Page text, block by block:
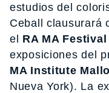
estudios del
Ceball clausurará
el RA MA Festival
exposiciones del
MA Institute
Nueva York). La